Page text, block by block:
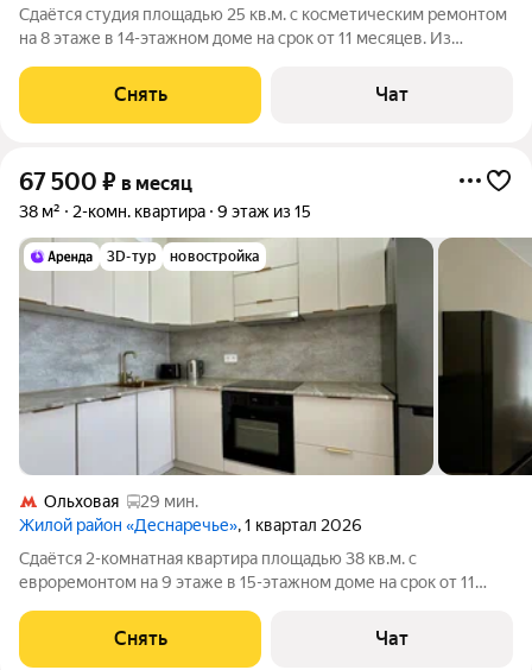
Сдаётся студия площадью 25 кв.м. с косметическим ремонтом
на 8 этаже в 14-этажном доме на срок от 11 месяцев. Из
Холодильник Посудомоечная машина Кондиционер
Микроволновка Дом -
Снять Чат
67 500 ₽ в месяц
38 м² 2-комн. квартира 9 этаж из 15
3D-тур новостройка
Ольховая
29 мин.
Жилой район «Деснаречье», 1 квартал 2026
Сдаётся 2-комнатная квартира площадью 38 кв.м. с
евроремонтом на 9 этаже в 15-этажном доме на срок от 11
Стиральная машина Холодильник Посудомоечная машина Дом
- монолитный, окна выходят во двор.
Снять Чат